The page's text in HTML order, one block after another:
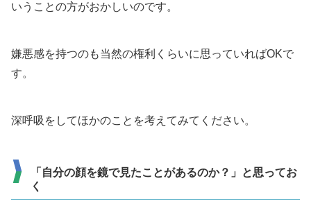
いうことの方がおかしいのです。
嫌悪感を持つのも当然の権利くらいに思っていればOKで
す。
深呼吸をしてほかのことを考えてみてください。
「自分の顔を鏡で見たことがあるのか？」と思ってお
く